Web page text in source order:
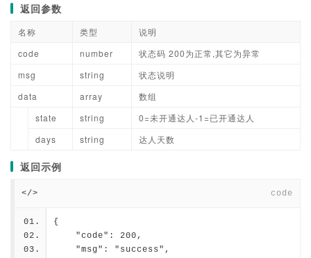
返回参数
名称 类型
说明
code
number
状态码 200为正常,其它为异常
msg
string
状态说明
data
array
数组
state
string
0=未开通达人-1=已开通达人
days
string 达人天数
返回示例
</> code
{
    "code": 200,
    "msg": "success",